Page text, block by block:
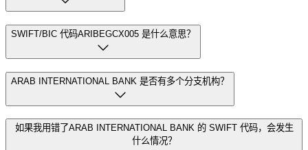
SWIFT/BIC 代码ARIBEGCX005 是什么意思？
ARAB INTERNATIONAL BANK 是否有多个分支机构？
如果我用错了ARAB INTERNATIONAL BANK 的 SWIFT 代码，会发生
什么情况？